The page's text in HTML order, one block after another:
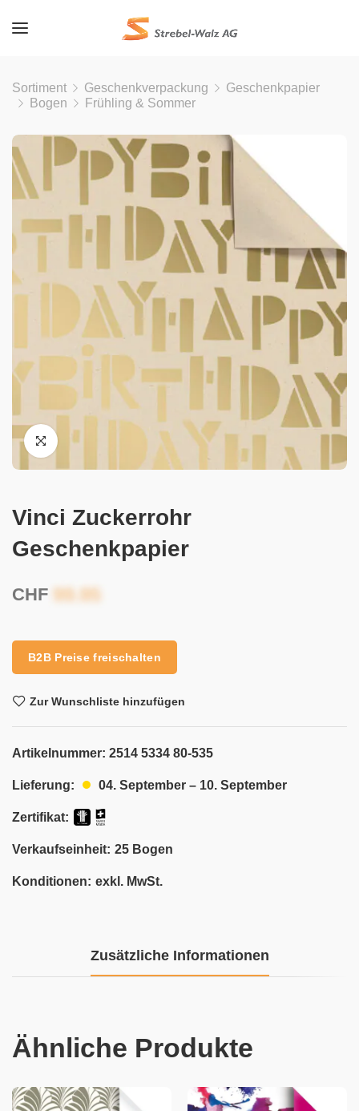
Sortiment Geschenkverpackung
Geschenkpapier
Bogen
Frühling & Sommer
Vinci Zuckerrohr
Geschenkpapier
CHF
B2B Preise freischalten
Zur Wunschliste hinzufügen
Artikelnummer: 2514 5334 80-535
Lieferung: 04. September – 10. September
Zertifikat:
Verkaufseinheit: 25 Bogen
Konditionen: exkl. MwSt.
Zusätzliche Informationen
Ähnliche Produkte